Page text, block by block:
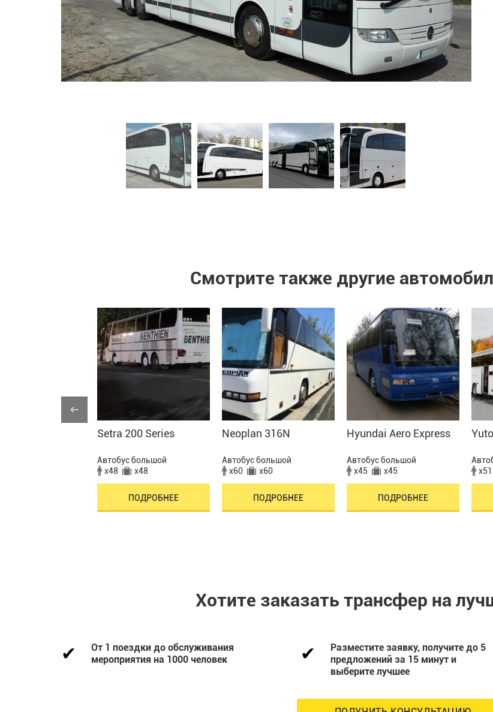
Смотрите также другие
Setra 200 Series
Автобус большой
x48
x48
ПОДРОБНЕЕ
Neoplan 316N
Автобус большой
x60
x60
ПОДРОБНЕЕ
Hyundai Aero Express
Автобус большой
x45
x45
ПОДРОБНЕЕ
x51
Хотите заказать трансфер на
От 1 поездки до обслуживания
мероприятия на 1000 человек
Разместите заявку, получите до 5
предложений за 15 минут и
выберите лучшее